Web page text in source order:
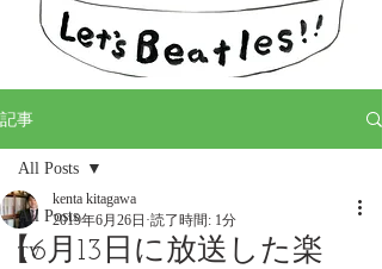
記事
All Posts
TV
All Posts
【6月13日に放送した楽
kenta kitagawa
2019年6月26日 読了時間: 1分